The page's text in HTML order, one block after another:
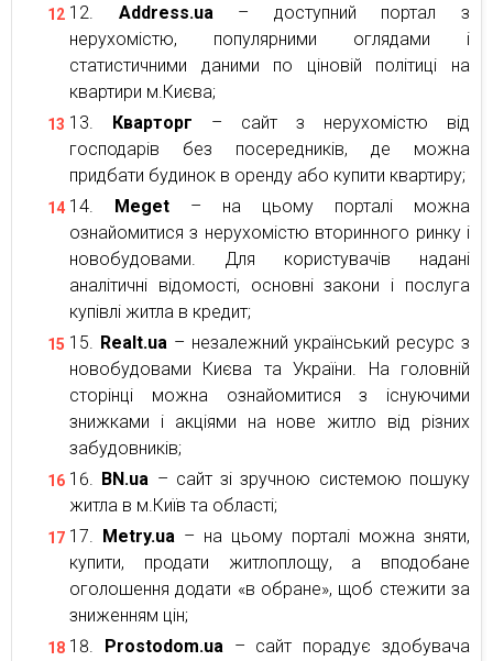
Address.ua– доступний портал з
нерухомістю, популярними оглядами і
статистичними даними по ціновій політиці на
квартири м.Києва;
Кварторг – сайт з нерухомістю від
господарів без посередників, де можна
придбати будинок в оренду або купити квартиру;
Meget – на цьому порталі можна
ознайомитися з нерухомістю вторинного ринку і
новобудовами. Для користувачів надані
аналітичні відомості, основні закони і послуга
купівлі житла в кредит;
Realt.ua– незалежний український ресурс з
новобудовами Києва та України. На головній
сторінці можна ознайомитися з існуючими
знижками і акціями на нове житло від різних
забудовників;
BN.ua – сайт зі зручною системою пошуку
житла в м.Київ та області;
Metry.ua – на цьому порталі можна зняти,
купити, продати житлоплощу, а вподобане
оголошення додати «в обране», щоб стежити за
зниженням цін;
Prostodom.ua– сайт порадує здобувача